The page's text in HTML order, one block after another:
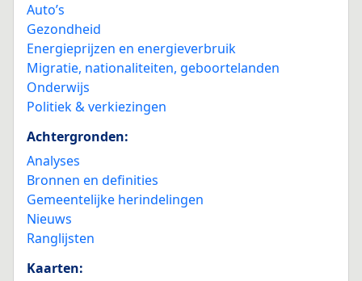
Auto’s
Gezondheid
Energieprijzen en energieverbruik
Migratie, nationaliteiten, geboortelanden
Onderwijs
Politiek & verkiezingen
Achtergronden:
Analyses
Bronnen en definities
Gemeentelijke herindelingen
Nieuws
Ranglijsten
Kaarten: